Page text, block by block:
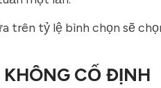
trên tỷ lệ bình chọn sẽ
KHÔNG CỐ ĐỊNH